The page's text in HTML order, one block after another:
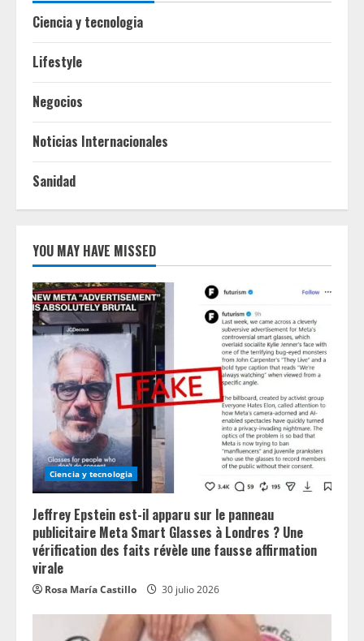
Ciencia y tecnologia
Lifestyle
Negocios
Noticias Internacionales
Sanidad
YOU MAY HAVE MISSED
Ciencia y tecnologia
Jeffrey Epstein est-il apparu sur le panneau
publicitaire Meta Smart Glasses à Londres ? Une
vérification des faits révèle une fausse affirmation
virale
Rosa María Castillo 30 julio 2026